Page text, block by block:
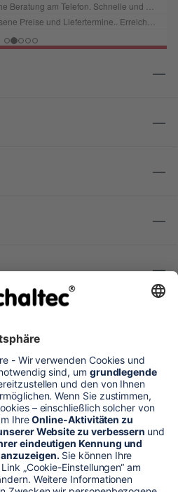
Mehrwertsteuer und Versandkosten